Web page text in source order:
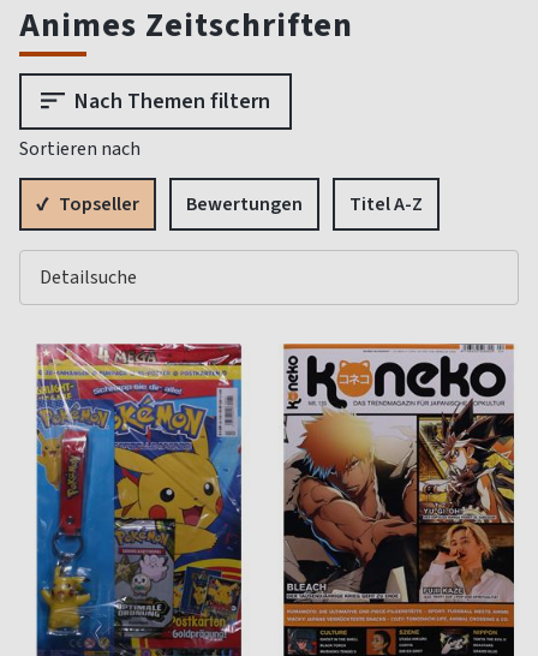
Animes Zeitschriften
Nach Themen filtern
Sortieren nach
Topseller Bewertungen Titel A-Z